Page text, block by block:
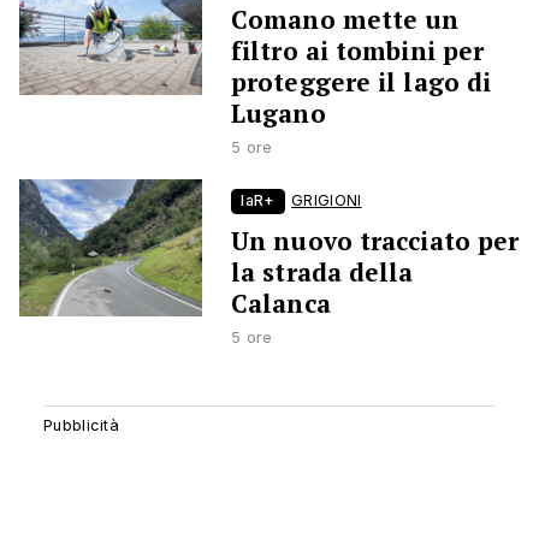
Comano mette un
filtro ai tombini per
proteggere il lago di
Lugano
5 ore
laR+ GRIGIONI
Un nuovo tracciato per
la strada della
Calanca
5 ore